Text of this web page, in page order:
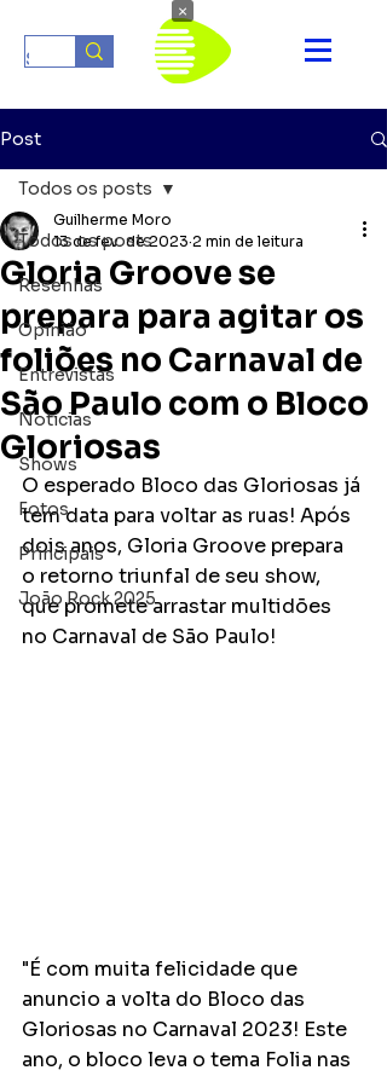
Post
Todos os posts
Resenhas
Opinião
Entrevistas
Notícias
Shows
Fotos
Principais
João Rock 2025
Todos os posts
Gloria Groove se
prepara para agitar os
foliões no Carnaval de
São Paulo com o Bloco
Gloriosas
Guilherme Moro
13 de fev. de 2023 2 min de leitura
O esperado Bloco das Gloriosas já
tem data para voltar as ruas! Após
dois anos, Gloria Groove prepara
o retorno triunfal de seu show,
que promete arrastar multidões
no Carnaval de São Paulo!
"É com muita felicidade que
anuncio a volta do Bloco das
Gloriosas no Carnaval 2023! Este
ano, o bloco leva o tema Folia nas
×